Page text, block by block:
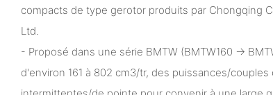
compacts de type gerotor produits par Chongqing
Ltd.
- Proposé dans une série BMTW (BMTW160 →
d'environ 161 à 802 cm3/tr, des puissances/